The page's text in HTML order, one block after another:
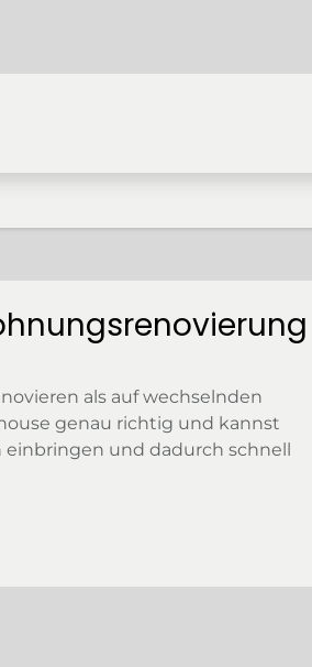
als auf wechselnden
genau richtig und kannst
und dadurch schnell